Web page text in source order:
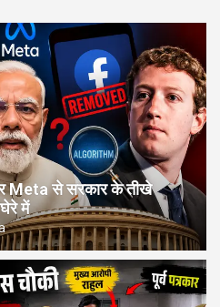
Meta से सरकार के तीखे
में